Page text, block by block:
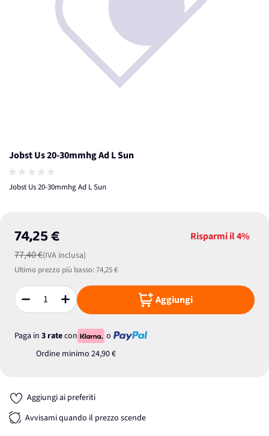
Jobst Us 20-30mmhg Ad L Sun
Jobst Us 20-30mmhg Ad L Sun
74,25 €
77,40 €(IVA inclusa)
Risparmi il4%
Ultimo prezzo più basso:74,25 €
Quantità Aggiungi
Paga in 3 ratecon
o
Ordine minimo 24,90 €
Aggiungi ai preferiti
Avvisami quando il prezzo scende